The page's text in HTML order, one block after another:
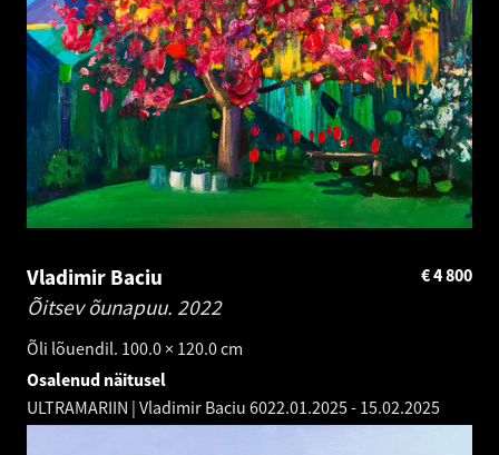
Vladimir Baciu
Õitsev õunapuu. 2022
Õli lõuendil. 100.0 × 120.0 cm
4 800
€
Osalenud näitusel
ULTRAMARIIN | Vladimir Baciu 6022.01.2025- 15.02.2025